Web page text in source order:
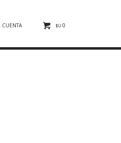
$U 0